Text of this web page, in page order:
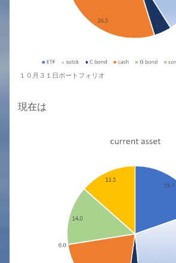
１０月３１日ポートフォリオ
現在は